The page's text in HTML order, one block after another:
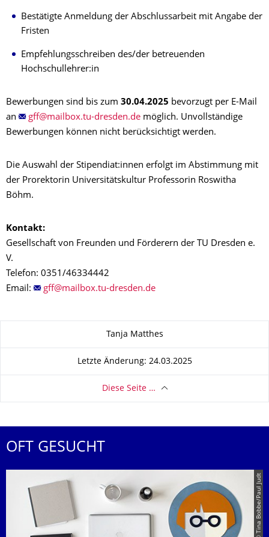
Bestätigte Anmeldung der Abschlussarbeit mit Angabe der
Fristen
Empfehlungsschreiben des/der betreuenden
Hochschullehrer:in
Bewerbungen sind bis zum 30.04.2025 bevorzugt per E-Mail
an
möglich. Unvollständige
Bewerbungen können nicht berücksichtigt werden.
Die Auswahl der Stipendiat:innen erfolgt im Abstimmung mit
der Prorektorin Universitätskultur Professorin Roswitha
Böhm.
Kontakt:
Gesellschaft von Freunden und Förderern der TU Dresden e.
V.
Telefon: 0351/46334442
Email:
Tanja Matthes
Letzte Änderung: 24.03.2025
Diese Seite …
OFT GESUCHT
© Tina Bobbe/Paul Judt